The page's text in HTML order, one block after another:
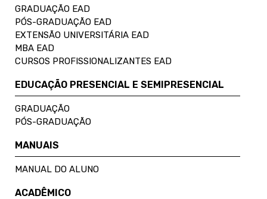
GRADUAÇÃO EAD
PÓS-GRADUAÇÃO EAD
EXTENSÃO UNIVERSITÁRIA EAD
MBA EAD
CURSOS PROFISSIONALIZANTES EAD
EDUCAÇÃO PRESENCIAL E SEMIPRESENCIAL
GRADUAÇÃO
PÓS-GRADUAÇÃO
MANUAIS
MANUAL DO ALUNO
ACADÊMICO